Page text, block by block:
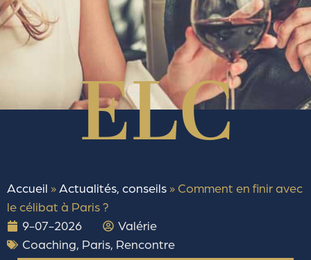
Accueil »Actualités, conseils » Comment en finir avec
le célibat à Paris ?
9-07-2026
Valérie
Coaching, Paris, Rencontre